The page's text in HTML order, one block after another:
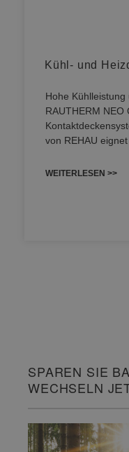
Kühl- und
Hohe
RAUTHERM NEO
von REHAU
WEITERLESEN >>
SPAREN SIE
WECHSELN